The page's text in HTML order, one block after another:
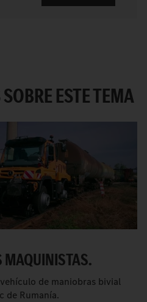
ESTE TEMA
MAQUINISTAS.
de maniobras bivial
de Rumanía.